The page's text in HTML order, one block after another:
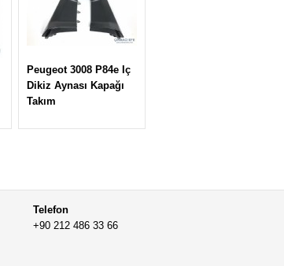
Peugeot 3008 P84e Iç
Dikiz Aynası Kapağı
Takım
Telefon
+90 212 486 33 66